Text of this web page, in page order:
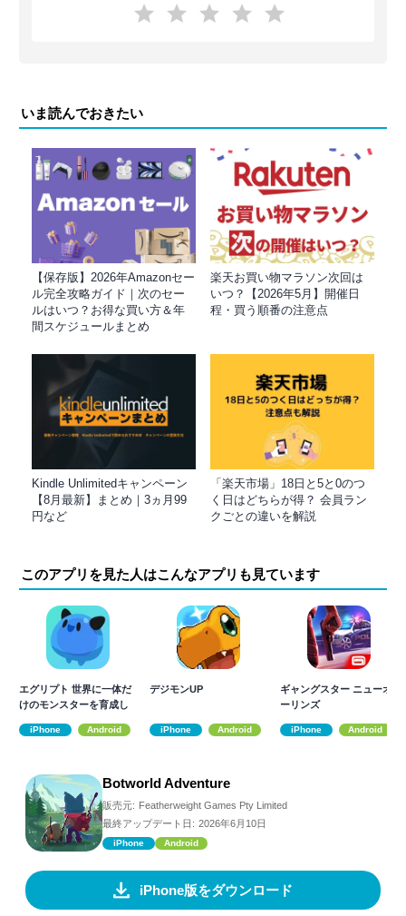
いま読んでおきたい
【保存版】2026年Amazonセー
ル完全攻略ガイド｜次のセー
ルはいつ？お得な買い方＆年
間スケジュールまとめ
楽天お買い物マラソン次回は
いつ？【2026年5月】開催日
程・買う順番の注意点
Kindle Unlimitedキャンペーン
【8月最新】まとめ｜3ヵ月99
円など
「楽天市場」18日と5と0のつ
く日はどちらが得？ 会員ラン
クごとの違いを解説
このアプリを見た人はこんなアプリも見ています
エグリプト 世界に一体だ
けのモンスターを育成し
iPhone Android
デジモンUP
iPhone Android
ギャングスター ニューオ
ーリンズ
iPhone Android
Botworld Adventure
販売元: Featherweight Games Pty Limited
最終アップデート日: 2026年6月10日
iPhone Android
iPhone版をダウンロード